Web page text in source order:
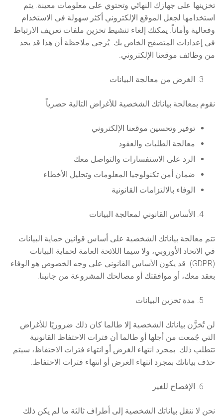
تخزينها على جهازك النهائي وتحتوي على معلومات معينة. يتم
استخدامها لجعل الموقع الإلكتروني أكثر سهولة في الاستخدام
وفعالية وأماناً. يمكنك إلغاء تنشيط تخزين ملفات تعريف الارتباط
في إعدادات المتصفح الخاص بك. يُرجى ملاحظة أن هذا قد يحد
من وظائف موقعنا الإلكتروني.
الغرض من معالجة البيانات
نقوم بمعالجة بياناتك الشخصية للأغراض التالية حصرياً
توفير وتحسين موقعنا الإلكتروني
معالجة الطلبات والعقود
الرد على الاستفسارات والتواصل معك
ضمان أمن تكنولوجيا المعلومات وتحليل الأخطاء
الوفاء بالالتزامات القانونية
الأساس القانوني لمعالجة البيانات
تتم معالجة بياناتك الشخصية على أساس قوانين حماية البيانات
في الاتحاد الأوروبي، ولا سيما اللائحة العامة لحماية البيانات
(GDPR). قد يكون الأساس القانوني على وجه الخصوص هو الوفاء
بعقد معك، أو موافقتك أو مصالحك المشروعة من جانبنا.
مدة تخزين البيانات
لن تُخزَّن بياناتك الشخصية إلا طالما كان ذلك ضروريًا للأغراض
التي جُمعت من أجلها أو طالما أن فترات الاحتفاظ القانونية
تتطلب ذلك. بمجرد انتهاء الغرض أو انتهاء فترات الاحتفاظ، سيتم
حذف بياناتك بمجرد انتهاء الغرض أو انتهاء فترات الاحتفاظ.
الإفصاح للغير
نحن لا ننقل بياناتك الشخصية إلى أطراف ثالثة ما لم يكن ذلك